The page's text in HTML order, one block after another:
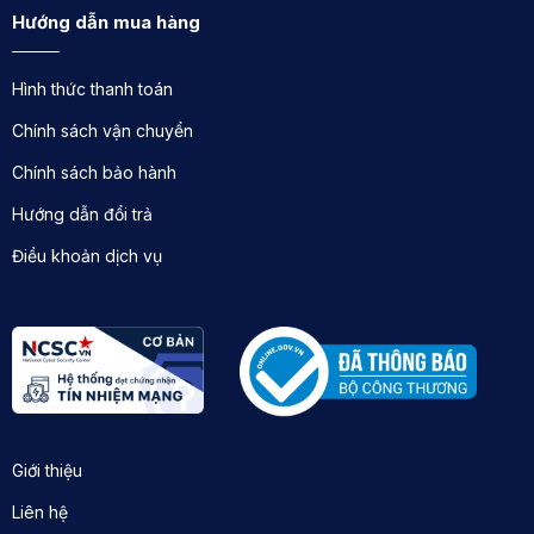
vượt trội.
Chúng tôi mang đến đa dạng các mẫu rèm như:
độnghiện đại mang lại sự tiện nghi và sang trọng cho
mọi không gian sống và làm việc.
Địa chỉ:182 Nguyễn Xiển - Hạ Đình - Thanh Xuân -
Hà Nội
Website:
https://remxinh.net/
Hướng dẫn mua hàng
Hình thức thanh toán
Chính sách vận chuyển
Chính sách bảo hành
Hướng dẫn đổi trả
Điều khoản dịch vụ
Giới thiệu
Liên hệ